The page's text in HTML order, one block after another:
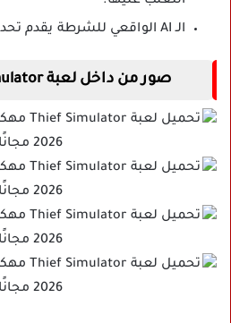
الـ AI الواقعي للشرطة يقدم تحديا صعبا.
صور من داخل لعبة Thief Simulator مهكرة